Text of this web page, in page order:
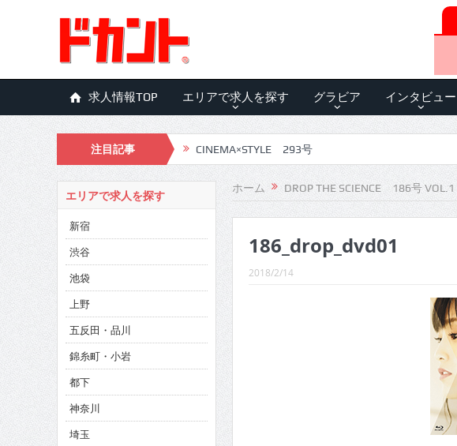
求人情報TOP エリアで求人を探す グラビア インタビュー
注目記事 CINEMA×STYLE 293号
CINEMA×STYLE 292号
CINEMA×STYLE 291号
CINEMA×STYLE 290号
CINEMA×STYLE 289号
CINEMA×STYLE 288号
CINEMA×STYLE 286号
CINEMA×STYLE 285号
CINEMA×STYLE 294号
ホーム DROP THE SCIENCE 186号 VOL.1
186_drop_dvd01
2018/2/14
エリアで求人を探す
新宿
渋谷
池袋
上野
五反田・品川
錦糸町・小岩
都下
神奈川
埼玉